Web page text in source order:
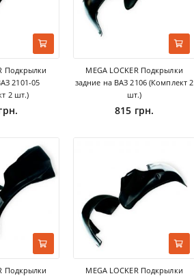
Подкрылки
2101-05
2 шт.)
MEGA LOCKER Подкрылки
задние на ВАЗ 2106 (Комплект 2
шт.)
815 грн.
Подкрылки
MEGA LOCKER Подкрылки